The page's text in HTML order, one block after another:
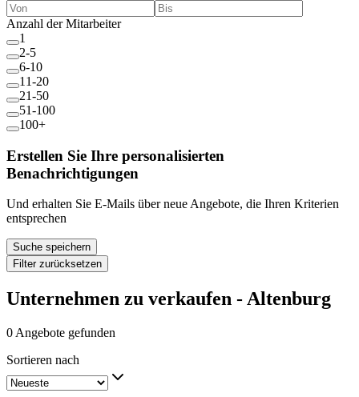
Anzahl der Mitarbeiter
1
2-5
6-10
11-20
21-50
51-100
100+
Erstellen Sie Ihre personalisierten
Benachrichtigungen
Und erhalten Sie E-Mails über neue Angebote, die Ihren Kriterien
entsprechen
Suche speichern
Filter zurücksetzen
Unternehmen zu verkaufen - Altenburg
0 Angebote gefunden
Sortieren nach